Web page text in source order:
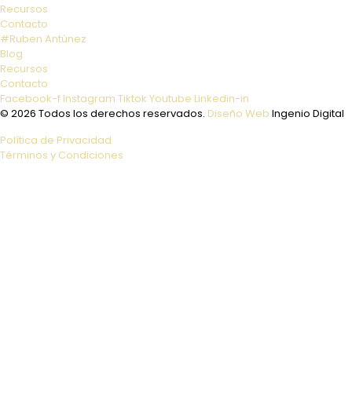
Recursos
Contacto
#Ruben Antúnez
Blog
Recursos
Contacto
Facebook-f Instagram Tiktok Youtube Linkedin-in
© 2026 Todos los derechos reservados. Diseño Web Ingenio Digital
Política de Privacidad
Términos y Condiciones